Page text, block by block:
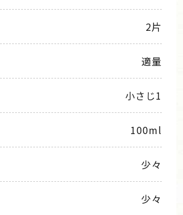
2片
適量
小さじ1
100ml
少々
少々